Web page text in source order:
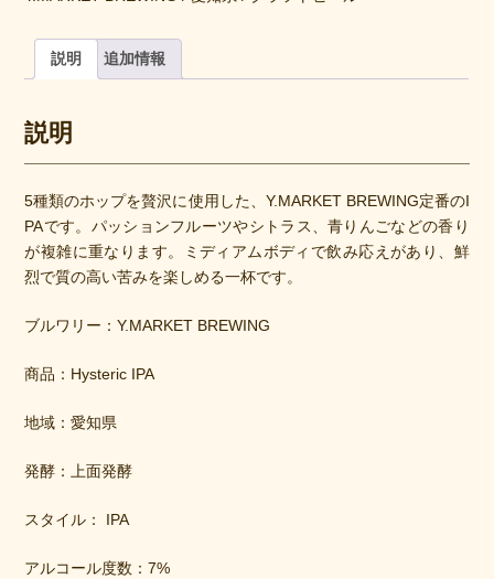
説明 追加情報
説明
5種類のホップを贅沢に使用した、Y.MARKET BREWING定番のI
PAです。パッションフルーツやシトラス、青りんごなどの香り
が複雑に重なります。ミディアムボディで飲み応えがあり、鮮
烈で質の高い苦みを楽しめる一杯です。
ブルワリー：Y.MARKET BREWING
商品：Hysteric IPA
地域：愛知県
発酵：上面発酵
スタイル： IPA
アルコール度数：7%